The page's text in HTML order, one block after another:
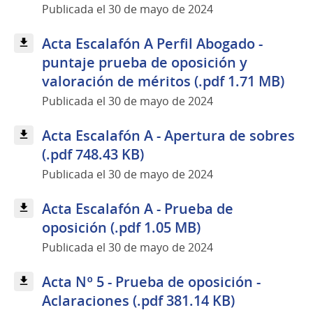
Publicada el 30 de mayo de 2024
Acta Escalafón A Perfil Abogado -
puntaje prueba de oposición y
valoración de méritos (.pdf 1.71 MB)
Publicada el 30 de mayo de 2024
Acta Escalafón A - Apertura de sobres
(.pdf 748.43 KB)
Publicada el 30 de mayo de 2024
Acta Escalafón A - Prueba de
oposición (.pdf 1.05 MB)
Publicada el 30 de mayo de 2024
Acta Nº 5 - Prueba de oposición -
Aclaraciones (.pdf 381.14 KB)